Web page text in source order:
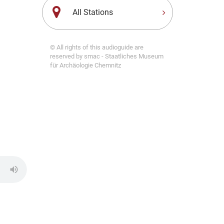
All Stations
© All rights of this audioguide are
reserved by smac - Staatliches Museum
für Archäologie Chemnitz